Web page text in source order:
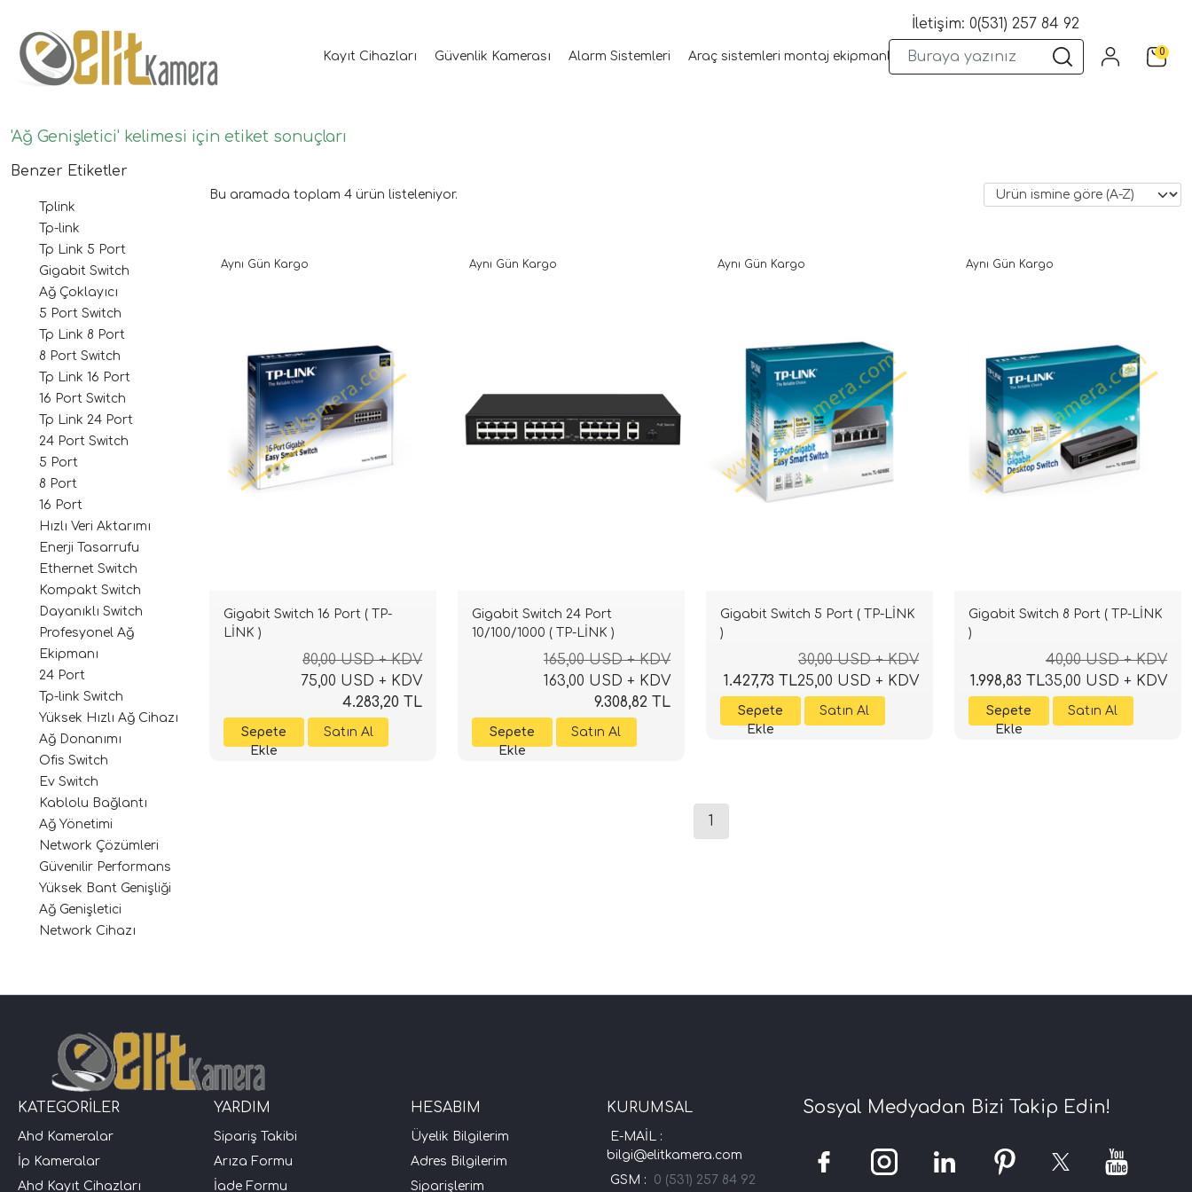
Kayıt Cihazları Güvenlik Kamerası Alarm Sistemleri Araç sistemleri montaj ekipmanları Wifi Kameralar Yangın Sistemleri
İletişim: 0(531) 257 84 92
0
'Ağ Genişletici' kelimesi için etiket sonuçları
Benzer Etiketler
Tplink
Tp-link
Tp Link 5 Port
Gigabit Switch
Ağ Çoklayıcı
5 Port Switch
Tp Link 8 Port
8 Port Switch
Tp Link 16 Port
16 Port Switch
Tp Link 24 Port
24 Port Switch
5 Port
8 Port
16 Port
Hızlı Veri Aktarımı
Enerji Tasarrufu
Ethernet Switch
Kompakt Switch
Dayanıklı Switch
Profesyonel Ağ
Ekipmanı
24 Port
Tp-link Switch
Yüksek Hızlı Ağ Cihazı
Ağ Donanımı
Ofis Switch
Ev Switch
Kablolu Bağlantı
Ağ Yönetimi
Network Çözümleri
Güvenilir Performans
Yüksek Bant Genişliği
Ağ Genişletici
Network Cihazı
Bu aramada toplam 4 ürün listeleniyor.
Gigabit Switch 16 Port ( TP-
LİNK )
80,00 USD + KDV
75,00 USD + KDV
4.283,20 TL
Aynı Gün Kargo
Gigabit Switch 24 Port
10/100/1000 ( TP-LİNK )
165,00 USD + KDV
163,00 USD + KDV
9.308,82 TL
Aynı Gün Kargo
Gigabit Switch 5 Port ( TP-LİNK
)
30,00 USD + KDV
25,00 USD + KDV
1.427,73 TL
Aynı Gün Kargo
Gigabit Switch 8 Port ( TP-LİNK
)
40,00 USD + KDV
35,00 USD + KDV
1.998,83 TL
Aynı Gün Kargo
1
KATEGORİLER
Ahd Kameralar
İp Kameralar
Ahd Kayıt Cihazları
YARDIM
Sipariş Takibi
Arıza Formu
İade Formu
HESABIM
Üyelik Bilgilerim
Adres Bilgilerim
Siparişlerim
KURUMSAL
E-MAİL :
bilgi@elitkamera.com
GSM : 0 (531) 257 84 92
Sosyal Medyadan Bizi Takip Edin!